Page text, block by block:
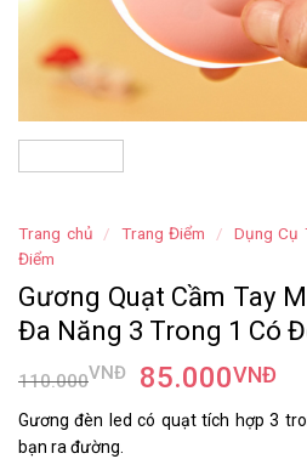
Trang chủ / Trang Điểm / Dụng Cụ
Điểm
Gương Quạt Cầm Tay
Đa Năng 3 Trong 1 Có
110.000VNĐ 85.000VNĐ
Gương đèn led có quạt tích hợp 3
bạn ra đường.